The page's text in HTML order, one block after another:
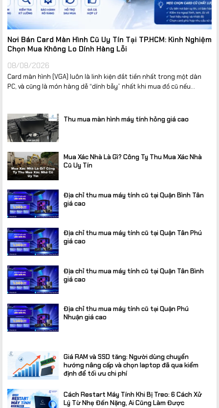
Nơi Bán Card Màn Hình Cũ Uy Tín Tại TP.HCM: Kinh Nghiệm
Chọn Mua Không Lo Dính Hàng Lỗi
08/08/2026
Card màn hình (VGA) luôn là linh kiện đắt tiền nhất trong một dàn
PC, và cũng là món hàng dễ “dính bẫy” nhất khi mua đồ cũ nếu...
Thu mua màn hình máy tính hỏng giá cao
Mua Xác Nhà Là Gì? Công Ty Thu Mua Xác Nhà
Cũ Uy Tín
Địa chỉ thu mua máy tính cũ tại Quận Bình Tân
giá cao
Địa chỉ thu mua máy tính cũ tại Quận Tân Phú
giá cao
Địa chỉ thu mua máy tính cũ tại Quận Tân Bình
giá cao
Địa chỉ thu mua máy tính cũ tại Quận Phú
Nhuận giá cao
Giá RAM và SSD tăng: Người dùng chuyển
hướng nâng cấp và chọn laptop đã qua kiểm
định để tối ưu chi phí
Cách Restart Máy Tính Khi Bị Treo: 6 Cách Xử
Lý Từ Nhẹ Đến Nặng, Ai Cũng Làm Được